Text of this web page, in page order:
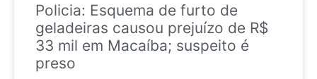
Policia: Esquema de furto de
geladeiras causou prejuízo de R$
33 mil em Macaíba; suspeito é
preso